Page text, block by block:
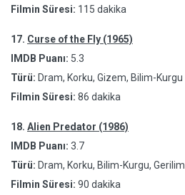
Filmin Süresi: 115 dakika
17. Curse of the Fly (1965)
IMDB Puanı: 5.3
Türü: Dram, Korku, Gizem, Bilim-Kurgu
Filmin Süresi: 86 dakika
18. Alien Predator (1986)
IMDB Puanı: 3.7
Türü: Dram, Korku, Bilim-Kurgu, Gerilim
Filmin Süresi: 90 dakika